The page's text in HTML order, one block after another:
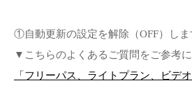
①自動更新の設定を解除（OFF）しま
▼こちらのよくあるご質問をご参考に
「フリーパス、ライトプラン、ビデ